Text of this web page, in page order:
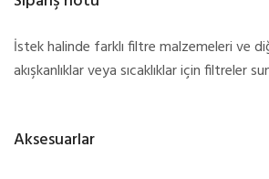
İstek halinde farklı filtre malzemeleri ve
akışkanlıklar veya sıcaklıklar için filtreler
Aksesuarlar